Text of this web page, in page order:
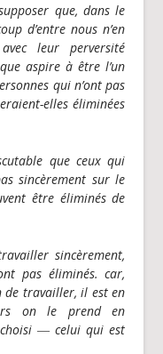
que, dans le
d’entre nous n’en
leur perversité
aspire à être l’un
qui n’ont pas
elles éliminées
que ceux qui
sincèrement sur le
être éliminés de
sincèrement,
pas éliminés. car,
de travailler, il est en
on le prend en
― celui qui est